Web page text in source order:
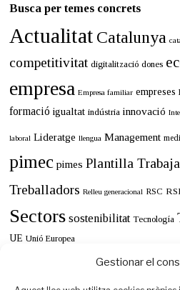
Gestionar el
Busca per temes concrets
Actualitat Catalunya
competitivitat digitalització dones
empresa Empresa familiar empreses
formació igualtat indústria innovació
laboral Lideratge llengua Management
pimec pimes Plantilla
Treballadors Relleu generacional RSC
Sectors sostenibilitat Tecnología
UE Unió Europea